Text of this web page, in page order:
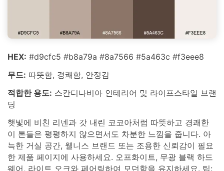
HEX: #d9cfc5 #b8a79a #8a7566 #5a463c #f3eee8
무드: 따뜻함, 경쾌함, 안정감
적합한 용도: 스칸디나비아 인테리어 및 라이프스타일 브랜
딩
햇빛에 비친 리넨과 갓 내린 코코아처럼 따뜻하고 경쾌한
이 톤들은 평평하지 않으면서도 차분한 느낌을 줍니다. 아
늑한 거실 공간, 웰니스 브랜드 또는 조용한 신뢰감이 필요
한 제품 페이지에 사용하세요. 오프화이트, 무광 블랙 하드
웨어, 라이트 오크와 페어링하여 모던함을 유지하세요. 팁: